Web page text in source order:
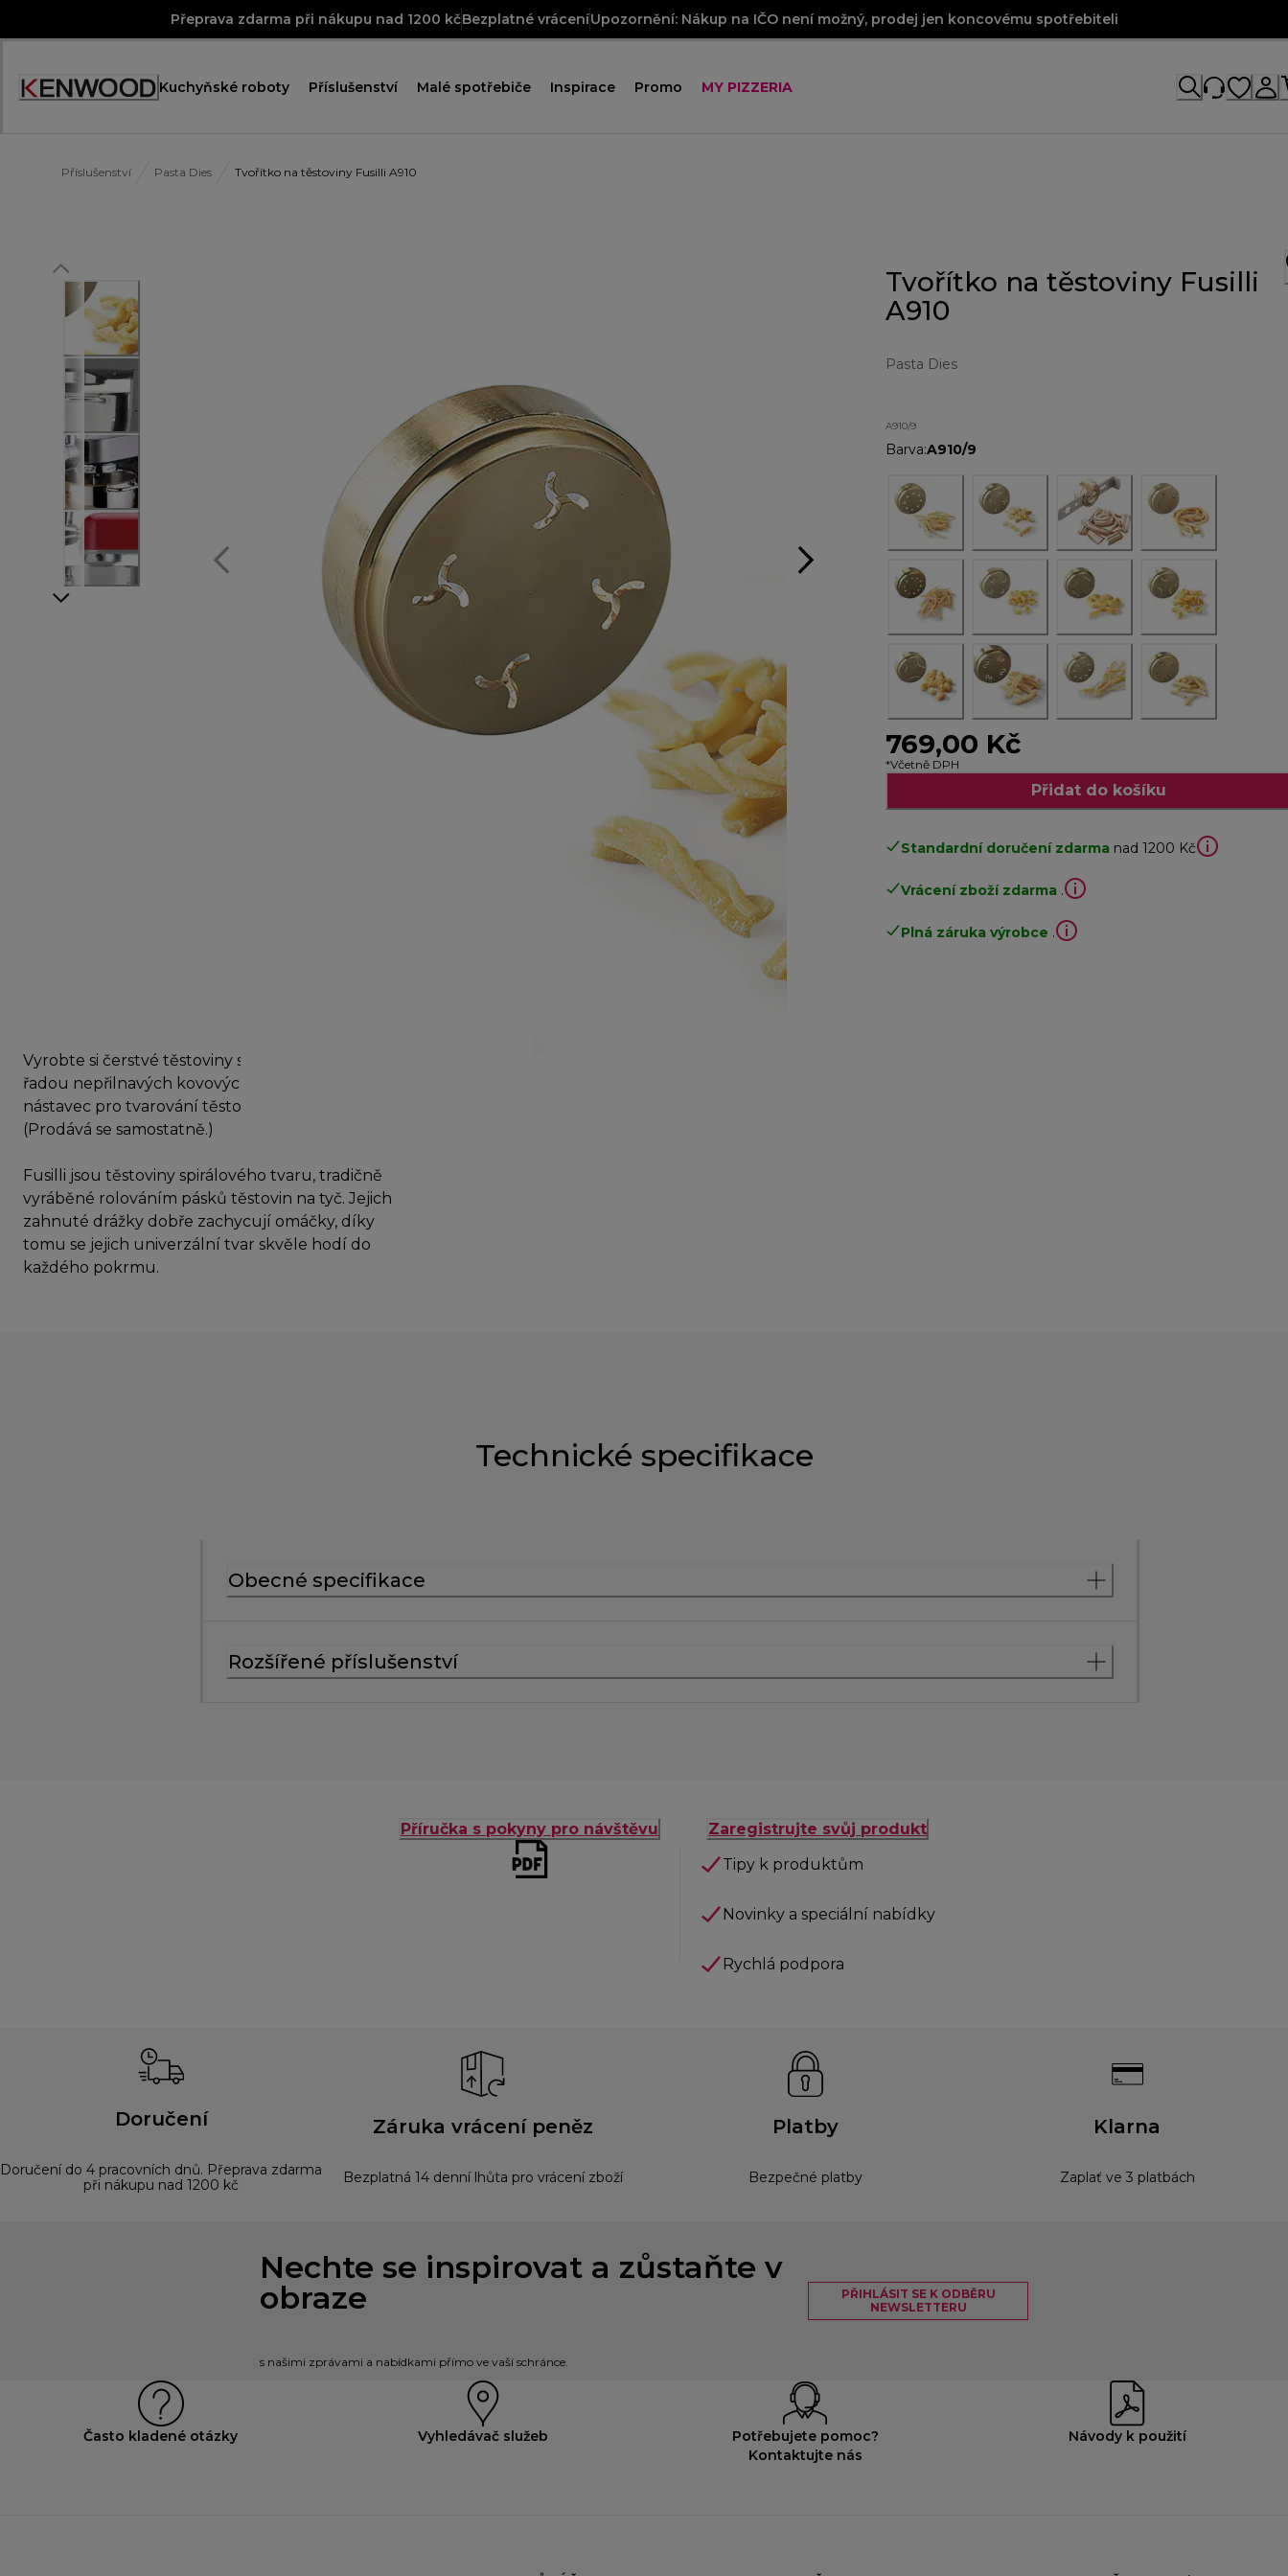
Přeprava zdarma při nákupu nad 1200 kčBezplatné vráceníUpozornění: Nákup na IČO není možný, prodej jen koncovému spotřebiteli
Accessibility
Kuchyňské roboty Příslušenství Malé spotřebiče Inspirace Promo MY PIZZERIA
Příslušenství Pasta Dies Tvořítko na těstoviny Fusilli A910
Tvořítko na těstoviny Fusilli
A910
Pasta Dies
A910/9
Barva:A910/9
769,00 Kč
*Včetně DPH
Přidat do košíku
Standardní doručení zdarma nad 1200 Kč
Vrácení zboží zdarma .
Plná záruka výrobce .
Vyrobte si čerstvé těstoviny snadno doma s naší
řadou nepřilnavých kovových tvořítek pro
nástavec pro tvarování těstovin Kenwood AT910.
(Prodává se samostatně.)
Fusilli jsou těstoviny spirálového tvaru, tradičně
vyráběné rolováním pásků těstovin na tyč. Jejich
zahnuté drážky dobře zachycují omáčky, díky
tomu se jejich univerzální tvar skvěle hodí do
každého pokrmu.
Technické specifikace
Obecné specifikace
Rozšířené příslušenství
Příručka s pokyny pro návštěvu
Zaregistrujte svůj produkt
Tipy k produktům
Novinky a speciální nabídky
Rychlá podpora
Doručení
Doručení do 4 pracovních dnů. Přeprava zdarma
při nákupu nad 1200 kč
Záruka vrácení peněz
Bezplatná 14 denní lhůta pro vrácení zboží
Platby
Bezpečné platby
Klarna
Zaplať ve 3 platbách
Nechte se inspirovat a zůstaňte v
obraze
s našimi zprávami a nabídkami přímo ve vaší schránce.
PŘIHLÁSIT SE K ODBĚRU
NEWSLETTERU
Často kladené otázky Vyhledávač služeb
Potřebujete pomoc?
Kontaktujte nás
Návody k použití